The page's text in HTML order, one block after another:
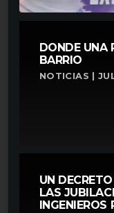
DONDE UNA
BARRIO
NOTICIAS |
UN
LAS
INGENIEROS